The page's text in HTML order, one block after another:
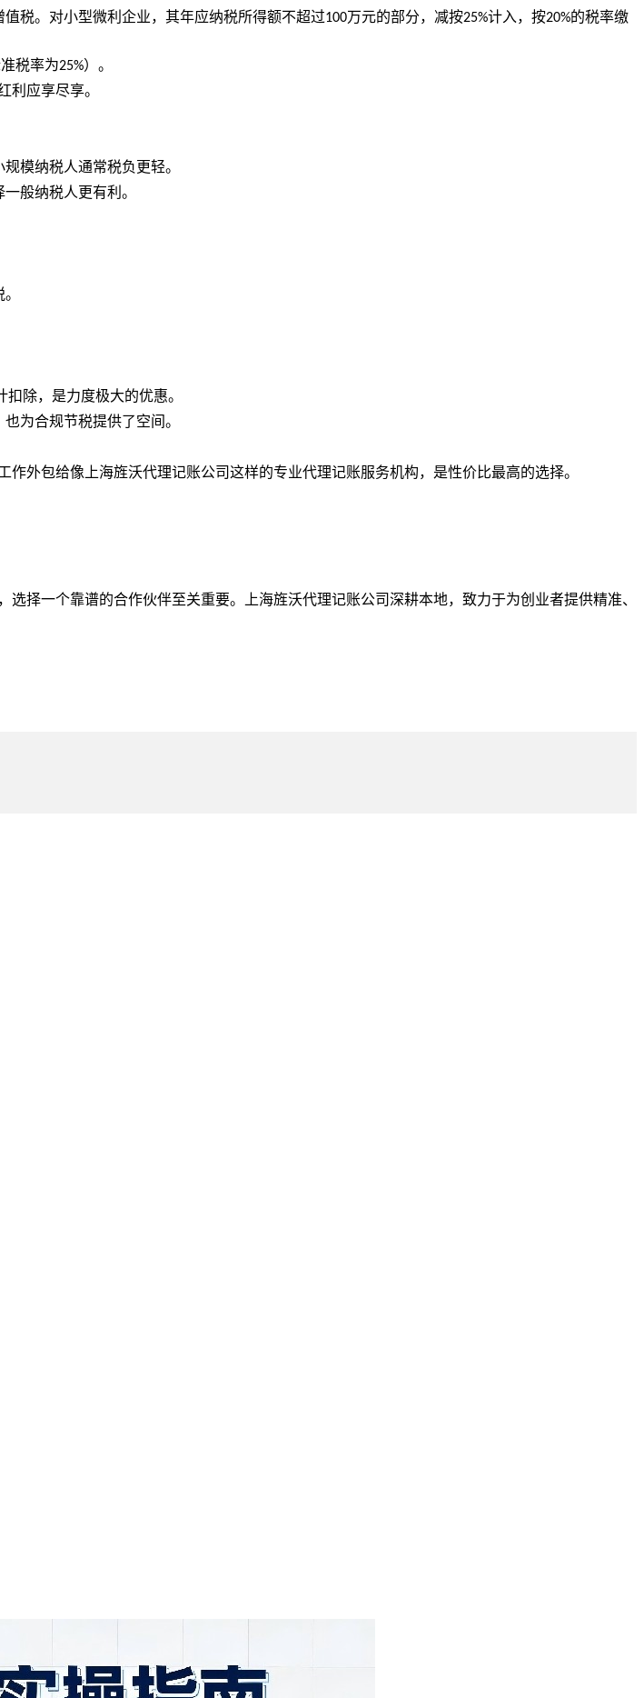
税。对小型微利企业，其年应纳税所得额不超过100万元的部分，减按25%计入，按20%的税率缴
税率为25%）。
利应享尽享。
模纳税人通常税负更轻。
般纳税人更有利。
扣除，是力度极大的优惠。
为合规节税提供了空间。
外包给像上海旌沃代理记账公司这样的专业代理记账服务机构，是性价比最高的选择。
择一个靠谱的合作伙伴至关重要。上海旌沃代理记账公司深耕本地，致力于为创业者提供精准、